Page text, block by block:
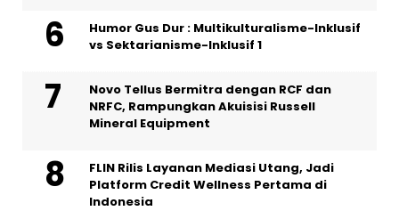
Humor Gus Dur : Multikulturalisme-Inklusif
vs Sektarianisme-Inklusif 1
Novo Tellus Bermitra dengan RCF dan
NRFC, Rampungkan Akuisisi Russell
Mineral Equipment
FLIN Rilis Layanan Mediasi Utang, Jadi
Platform Credit Wellness Pertama di
Indonesia